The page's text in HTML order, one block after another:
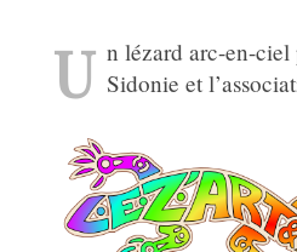
U n lézard arc-en-
Sidonie et